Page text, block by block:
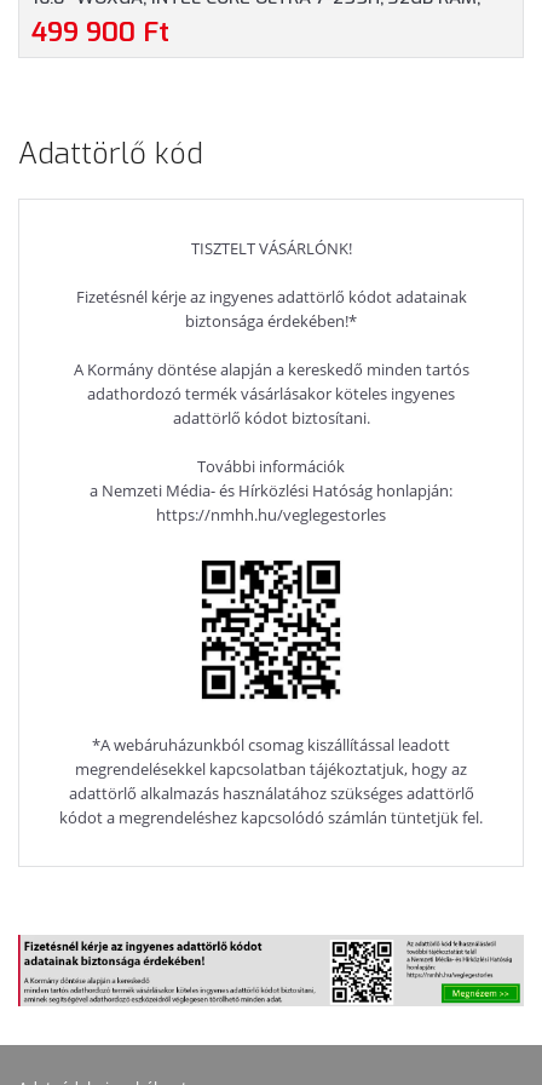
1TB SSD, MAGYAR BILLENTYŰZET, WINDOWS 11
PROFESSIONAL, 3 ÉV GARANCIA, FEKETE SZÍNBEN
499 900 Ft
Adattörlő kód
TISZTELT VÁSÁRLÓNK!
Fizetésnél kérje az ingyenes adattörlő kódot adatainak
biztonsága érdekében!*
A Kormány döntése alapján a kereskedő minden tartós
adathordozó termék vásárlásakor köteles ingyenes
adattörlő kódot biztosítani.
További információk
a Nemzeti Média- és Hírközlési Hatóság honlapján:
https://nmhh.hu/veglegestorles
*A webáruházunkból csomag kiszállítással leadott
megrendelésekkel kapcsolatban tájékoztatjuk, hogy az
adattörlő alkalmazás használatához szükséges adattörlő
kódot a megrendeléshez kapcsolódó számlán tüntetjük fel.